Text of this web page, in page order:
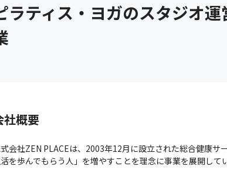
ラティス・ヨガのスタジオ
社概要
会社ZEN PLACEは、2003年12月に設立された総合健康
を歩んでもらう人」を増やすことを理念に事業を展開して